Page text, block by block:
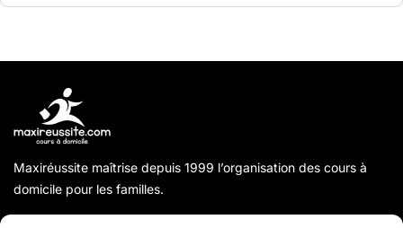
Maxiréussite maîtrise depuis 1999 l’organisation des cours à
domicile pour les familles.